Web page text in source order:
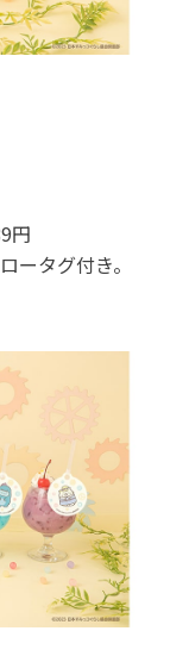
円
ータグ付き。